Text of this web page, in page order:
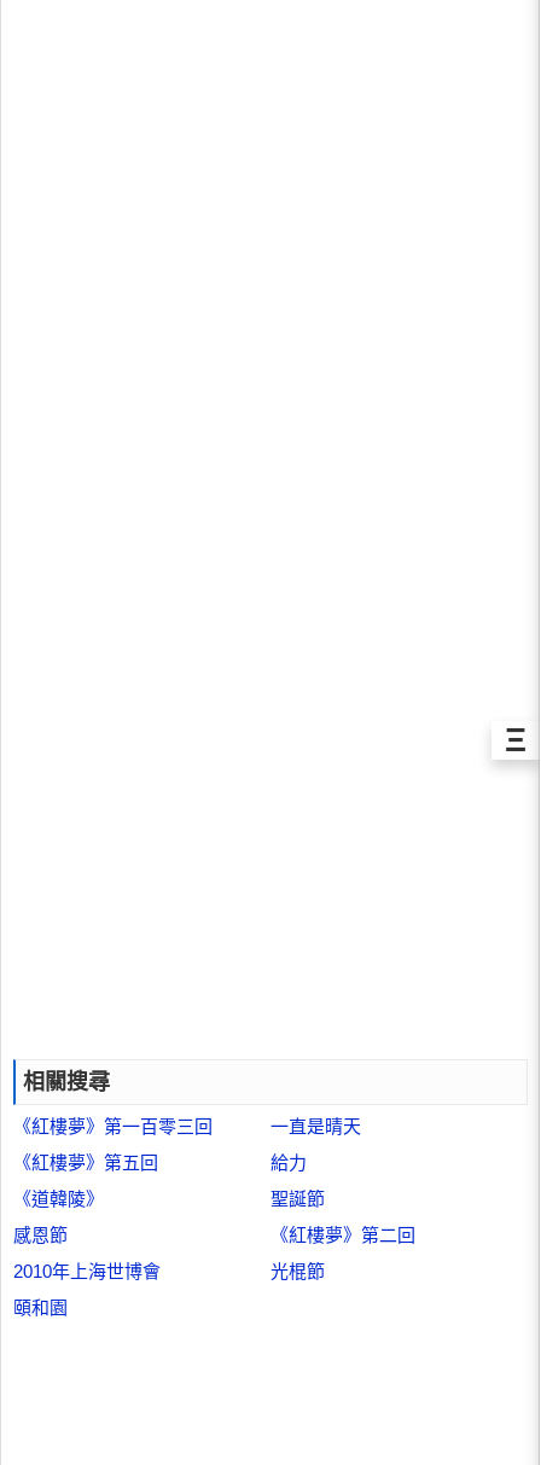
相關搜尋
《紅樓夢》第一百零三回
一直是晴天
《紅樓夢》第五回
給力
《道韓陵》
聖誕節
感恩節
《紅樓夢》第二回
2010年上海世博會
光棍節
頤和園
Ξ